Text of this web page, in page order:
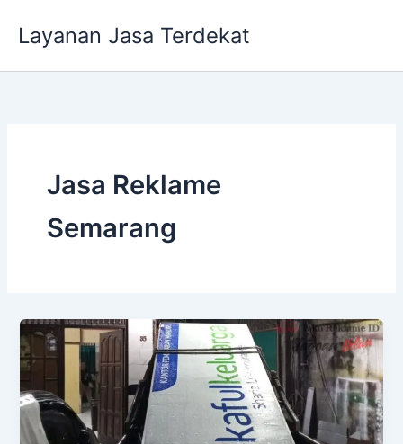
Layanan Jasa Terdekat
Jasa Reklame
Semarang